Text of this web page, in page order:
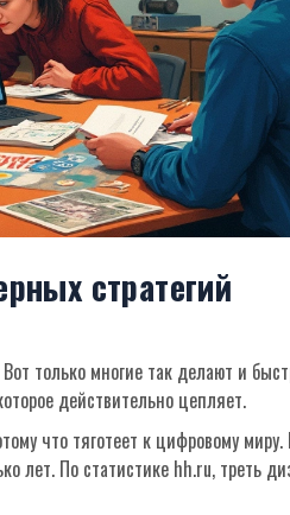
стратегий
только многие так делают и
действительно цепляет.
что тяготеет к цифровому миру.
лет. По статистике hh.ru, треть